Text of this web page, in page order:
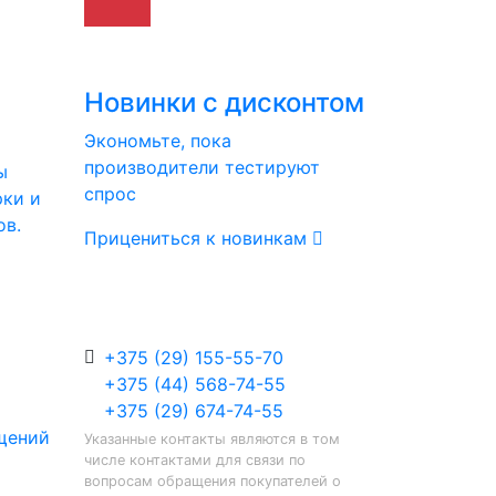
и
Новинки с дисконтом
Экономьте, пока
производители тестируют
спрос
Прицениться к новинкам
+375 (29) 155-55-70
+375 (44) 568-74-55
+375 (29) 674-74-55
Указанные контакты являются в том
числе контактами для связи по
вопросам обращения покупателей о